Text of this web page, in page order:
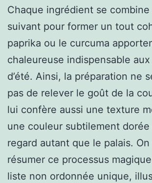
Chaque ingrédient se
suivant pour former un tout
paprika ou le curcuma
chaleureuse indispensable
d’été. Ainsi, la préparation ne
pas de relever le goût de la
lui confère aussi une texture
une couleur subtilement
regard autant que le palais.
résumer ce processus
liste non ordonnée unique,